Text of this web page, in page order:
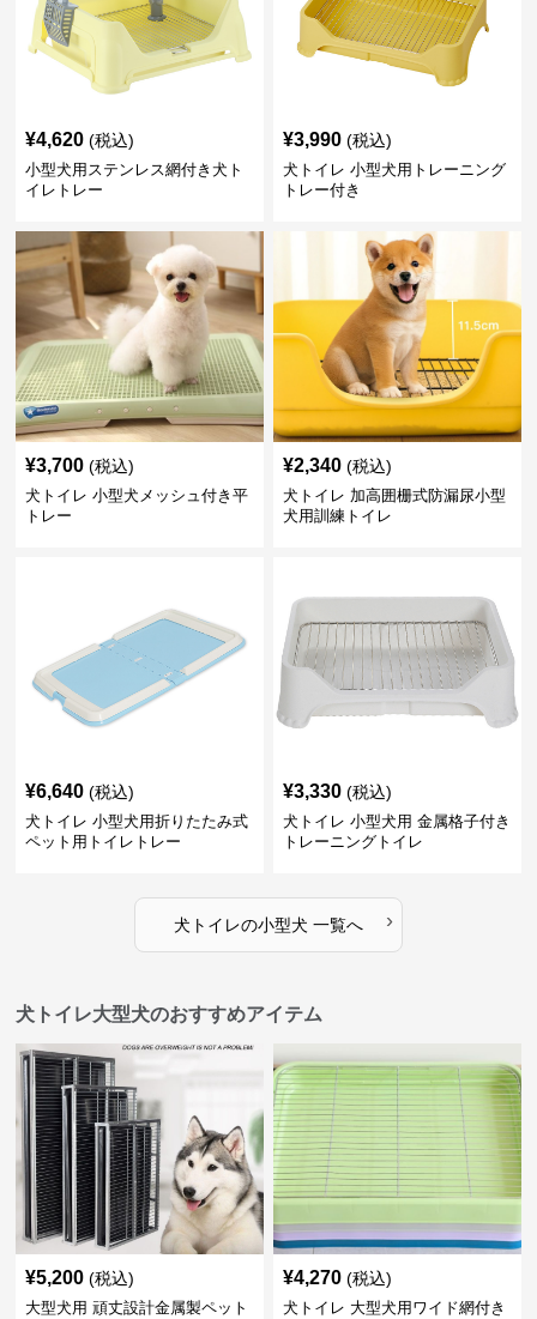
¥4,620 (税込)
小型犬用ステンレス網付き犬ト
イレトレー
¥3,990 (税込)
犬トイレ 小型犬用トレーニング
トレー付き
¥3,700 (税込)
犬トイレ 小型犬メッシュ付き平
トレー
¥2,340 (税込)
犬トイレ 加高囲栅式防漏尿小型
犬用訓練トイレ
¥6,640 (税込)
犬トイレ 小型犬用折りたたみ式
ペット用トイレトレー
¥3,330 (税込)
犬トイレ 小型犬用 金属格子付き
トレーニングトイレ
犬トイレの小型犬 一覧へ ›
犬トイレ大型犬のおすすめアイテム
¥5,200 (税込)
大型犬用 頑丈設計金属製ペット
¥4,270 (税込)
犬トイレ 大型犬用ワイド網付き